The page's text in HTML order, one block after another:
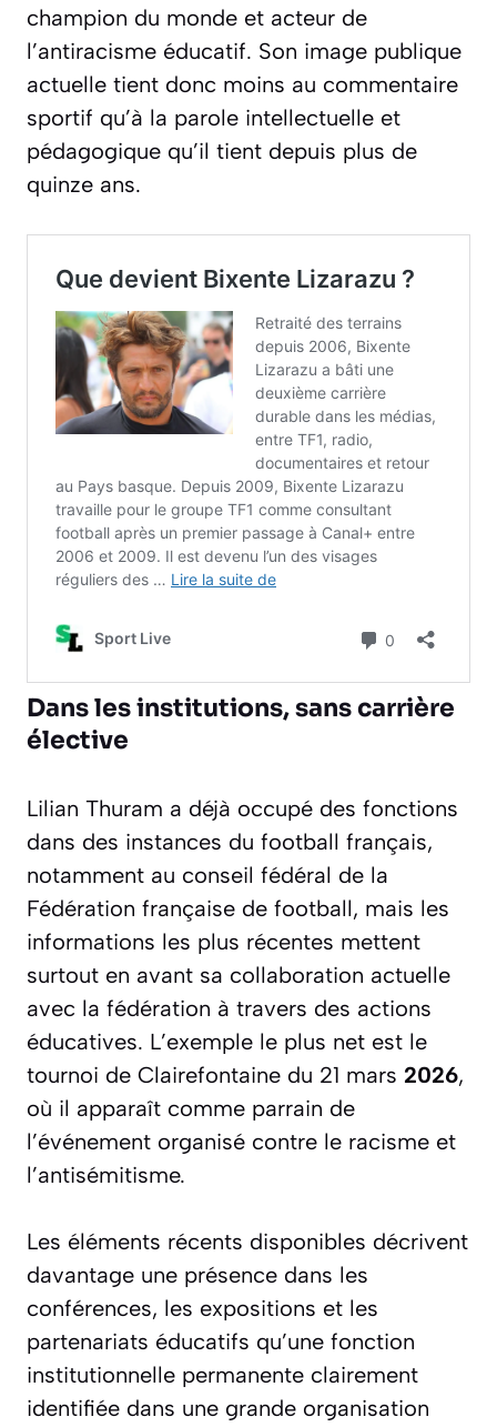
champion du monde et acteur de
l’antiracisme éducatif. Son image publique
actuelle tient donc moins au commentaire
sportif qu’à la parole intellectuelle et
pédagogique qu’il tient depuis plus de
quinze ans.
Dans les institutions, sans carrière
élective
Lilian Thuram a déjà occupé des fonctions
dans des instances du football français,
notamment au conseil fédéral de la
Fédération française de football, mais les
informations les plus récentes mettent
surtout en avant sa collaboration actuelle
avec la fédération à travers des actions
éducatives. L’exemple le plus net est le
tournoi de Clairefontaine du 21 mars 2026,
où il apparaît comme parrain de
l’événement organisé contre le racisme et
l’antisémitisme.
Les éléments récents disponibles décrivent
davantage une présence dans les
conférences, les expositions et les
partenariats éducatifs qu’une fonction
institutionnelle permanente clairement
identifiée dans une grande organisation